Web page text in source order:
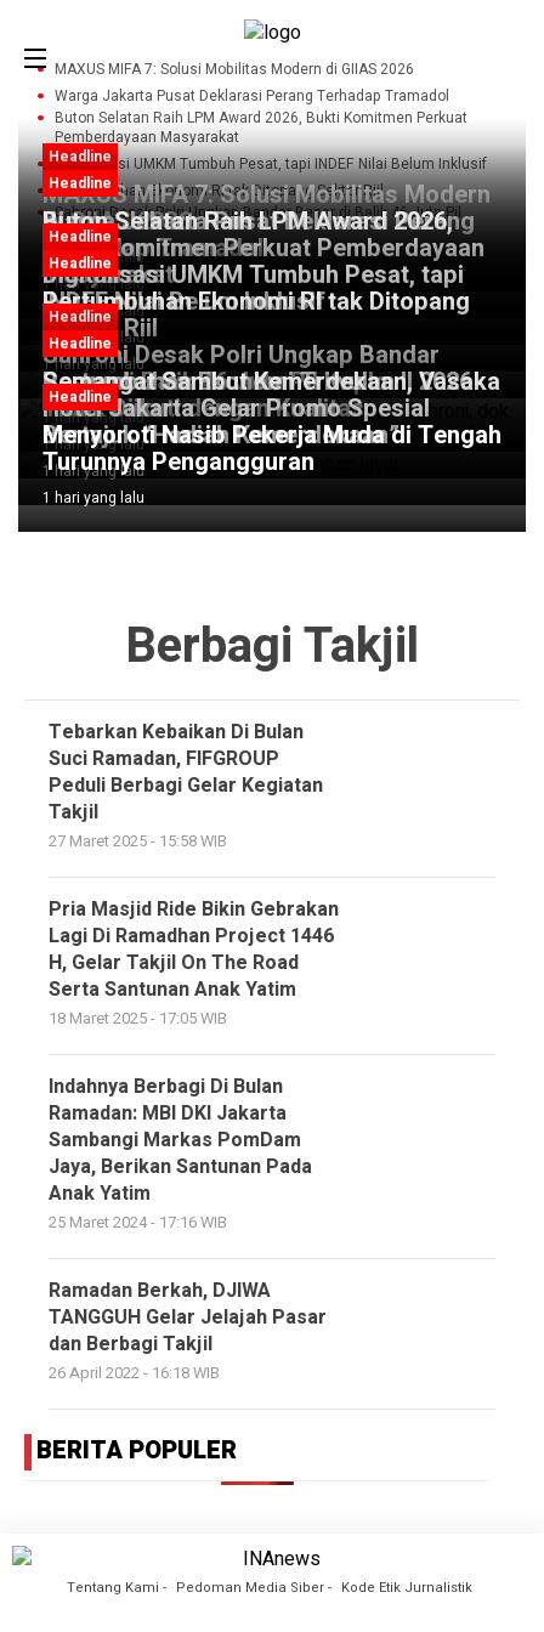
MAXUS MIFA 7: Solusi Mobilitas Modern di GIIAS 2026
Warga Jakarta Pusat Deklarasi Perang Terhadap Tramadol
Buton Selatan Raih LPM Award 2026, Bukti Komitmen Perkuat
Pemberdayaan Masyarakat
Digitalisasi UMKM Tumbuh Pesat, tapi INDEF Nilai Belum Inklusif
Pertumbuhan Ekonomi RI tak Ditopang Sektor Riil
Sahroni Desak Polri Ungkap Bandar Besar di Balik 46 Juta Pil
Koplo
Headline
MAXUS MIFA 7: Solusi Mobilitas Modern
di GIIAS 2026
8 jam yang lalu
Headline
Warga Jakarta Pusat Deklarasi Perang
Terhadap Tramadol
1 hari yang lalu
Headline
Buton Selatan Raih LPM Award 2026,
Bukti Komitmen Perkuat Pemberdayaan
Masyarakat
1 hari yang lalu
Headline
Digitalisasi UMKM Tumbuh Pesat, tapi
INDEF Nilai Belum Inklusif
1 hari yang lalu
Headline
Pertumbuhan Ekonomi RI tak Ditopang
Sektor Riil
1 hari yang lalu
Headline
Sahroni Desak Polri Ungkap Bandar
Besar di Balik 46 Juta Pil Koplo
1 hari yang lalu
Headline
Pertumbuhan Ekonomi Triwulan II 2026
Tidak Diikuti dengan Kualitas
1 hari yang lalu
Headline
Semangat Sambut Kemerdekaan, Vasaka
Hotel Jakarta Gelar Promo Spesial
Bertajuk “Hadiah Kemerdekaan”
1 hari yang lalu
Headline
Menyoroti Nasib Pekerja Muda di Tengah
Turunnya Pengangguran
1 hari yang lalu
Berbagi Takjil
Tebarkan Kebaikan Di Bulan
Suci Ramadan, FIFGROUP
Peduli Berbagi Gelar Kegiatan
Takjil
27 Maret 2025 - 15:58 WIB
Pria Masjid Ride Bikin Gebrakan
Lagi Di Ramadhan Project 1446
H, Gelar Takjil On The Road
Serta Santunan Anak Yatim
18 Maret 2025 - 17:05 WIB
Indahnya Berbagi Di Bulan
Ramadan: MBI DKI Jakarta
Sambangi Markas PomDam
Jaya, Berikan Santunan Pada
Anak Yatim
25 Maret 2024 - 17:16 WIB
Ramadan Berkah, DJIWA
TANGGUH Gelar Jelajah Pasar
dan Berbagi Takjil
26 April 2022 - 16:18 WIB
BERITA POPULER
Tentang Kami Pedoman Media Siber Kode Etik Jurnalistik